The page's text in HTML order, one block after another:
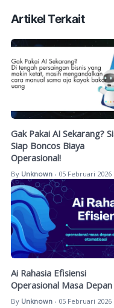
Artikel Terkait
Gak Pakai AI Sekarang?
Siap Boncos Biaya
Operasional!
By Unknown • 05 Februari 2026
Ai Rahasia Efisiensi
Operasional Masa Depan
By Unknown • 05 Februari 2026